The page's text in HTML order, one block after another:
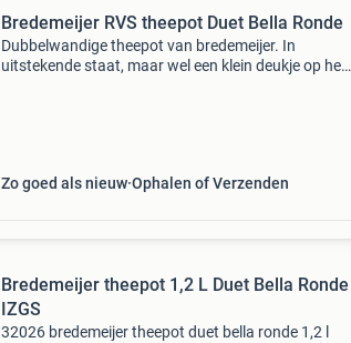
Bredemeijer RVS theepot Duet Bella Ronde
Dubbelwandige theepot van bredemeijer. In
uitstekende staat, maar wel een klein deukje op het
Zo goed als nieuw Ophalen of Verzenden
Bredemeijer theepot 1,2 L Duet Bella Ronde
IZGS
32026 bredemeijer theepot duet bella ronde 1,2 l